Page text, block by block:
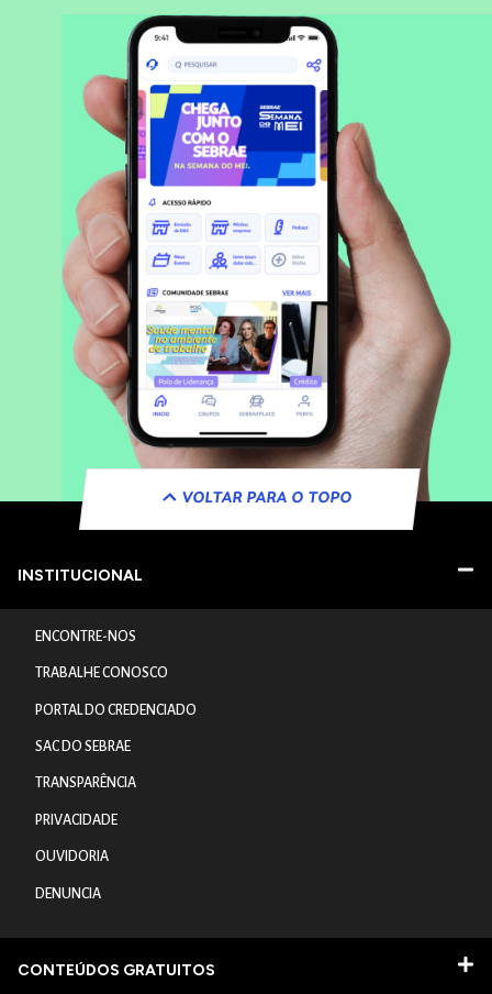
VOLTAR PARA O TOPO
INSTITUCIONAL
ENCONTRE-NOS
TRABALHE CONOSCO
PORTAL DO CREDENCIADO
SAC DO SEBRAE
TRANSPARÊNCIA
PRIVACIDADE
OUVIDORIA
DENUNCIA
CONTEÚDOS GRATUITOS